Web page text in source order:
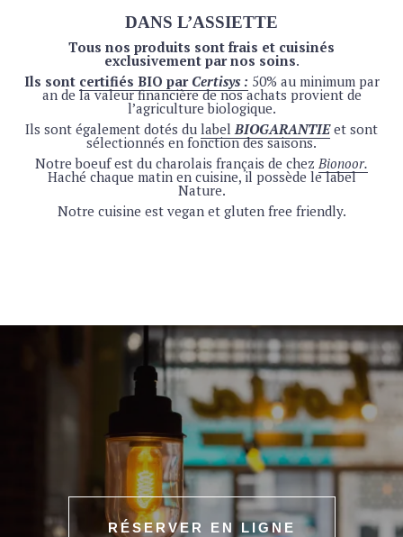
DANS L’ASSIETTE
Tous nos produits sont frais et cuisinés
exclusivement par nos soins.
Ils sont certifiés BIO par Certisys : 50% au minimum par
an de la valeur financière de nos achats provient de
l’agriculture biologique.
Ils sont également dotés du label BIOGARANTIE et sont
sélectionnés en fonction des saisons.
Notre boeuf est du charolais français de chez Bionoor.
Haché chaque matin en cuisine, il possède le label
Nature.
Notre cuisine est vegan et gluten free friendly.
100 PAP (ambrée, 6%, bio) – 33cl5.5€
Drinkdrink!
Trottinette (IPA sans alcool)5.5€
PRIX DU VIN : AU VERRE – 1/4L – 1/2L –
BOUTEILLE
Vieille Mule – Jeff Carrel – vin naturel
– 5.9 11 21.5 27 €
Vieille Mule – Jeff Carrel – vin naturel– 5.9 11 21.5 27 €
Domaine de la Tour – A. & P. Cluzel – bio– 6.5 12 23 30
Vieille Mule – Jeff Carrel – vin naturel– 5.9 11 21.5 27 €
Pinot noir – Jeff Carrel – vin naturel– 6.7 12.5 24 32 €
L’Abrunet de Frisach – vin naturel
– 6.9 13 24.5 33 €
Beaujolais-Village – Karim Vionnet– 7 13.5 26 35 €
Montepulciano d’Abbruzzo – bio– 7.5 14.5 27.5 38 €
RÉSERVER EN LIGNE